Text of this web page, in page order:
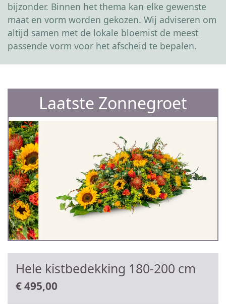
bijzonder. Binnen het thema kan elke gewenste
maat en vorm worden gekozen. Wij adviseren om
altijd samen met de lokale bloemist de meest
passende vorm voor het afscheid te bepalen.
Laatste Zonnegroet
Hele kistbedekking 180-200 cm
€495,00